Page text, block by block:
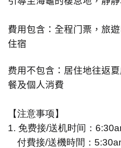
費用包含：全程门票，旅
住宿
费用不包含：居住地往返
餐及個人消費
【注意事项】
1. 免费接/送机时间：
付費接/送機時間：